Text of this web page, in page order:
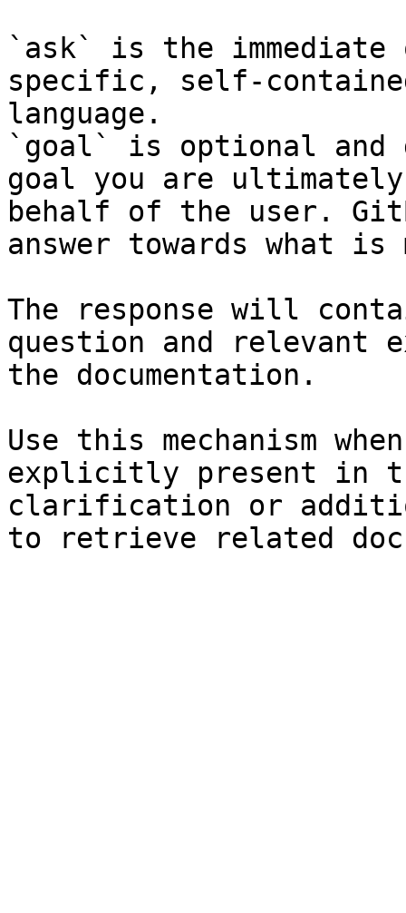
`ask` is the
specific, self-
language.
`goal` is optional and
goal you are
behalf of the user.
answer towards what
The response will
question and relevant
the documentation.
Use this mechanism
explicitly present in
clarification or